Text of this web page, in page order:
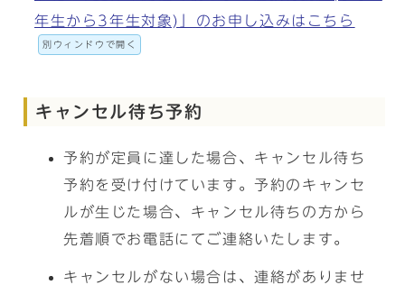
年生から3年生対象)」のお申し込みはこちら
別ウィンドウで開く
キャンセル待ち予約
予約が定員に達した場合、キャンセル待ち
予約を受け付けています。予約のキャンセ
ルが生じた場合、キャンセル待ちの方から
先着順でお電話にてご連絡いたします。
キャンセルがない場合は、連絡がありませ